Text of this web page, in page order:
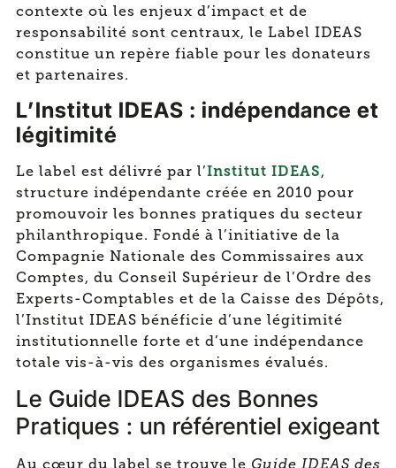
contexte où les enjeux d’impact et de
responsabilité sont centraux, le Label IDEAS
constitue un repère fiable pour les donateurs
et partenaires.
L’Institut IDEAS : indépendance et
légitimité
Le label est délivré par l’Institut IDEAS,
structure indépendante créée en 2010 pour
promouvoir les bonnes pratiques du secteur
philanthropique. Fondé à l’initiative de la
Compagnie Nationale des Commissaires aux
Comptes, du Conseil Supérieur de l’Ordre des
Experts-Comptables et de la Caisse des Dépôts,
l’Institut IDEAS bénéficie d’une légitimité
institutionnelle forte et d’une indépendance
totale vis-à-vis des organismes évalués.
Le Guide IDEAS des Bonnes
Pratiques : un référentiel exigeant
Au cœur du label se trouve le Guide IDEAS des